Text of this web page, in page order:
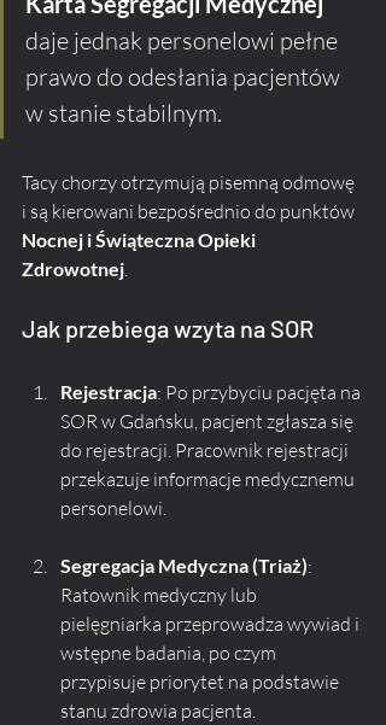
daje jednak personelowi pełne
prawo do odesłania pacjentów
w stanie stabilnym.
Tacy chorzy otrzymują pisemną odmowę
i są kierowani bezpośrednio do punktów
Nocnej i Świąteczna Opieki
Zdrowotnej.
Jak przebiega wzyta na SOR
Rejestracja: Po przybyciu pacjęta na
SOR w Gdańsku, pacjent zgłasza się
do rejestracji. Pracownik rejestracji
przekazuje informacje medycznemu
personelowi.
Segregacja Medyczna (Triaż):
Ratownik medyczny lub
pielęgniarka przeprowadza wywiad i
wstępne badania, po czym
przypisuje priorytet na podstawie
stanu zdrowia pacjenta.